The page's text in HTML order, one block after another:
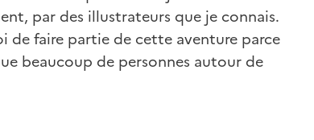
par des illustrateurs que je connais.
de faire partie de cette aventure parce
beaucoup de personnes autour de